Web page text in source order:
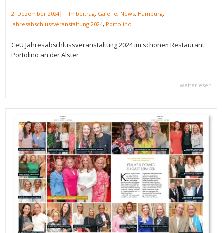
2. Dezember 2024| Filmbeitrag, Galerie, News, Hamburg,
Jahresabschlussveranstaltung 2024, Portolino
CeU Jahresabschlussveranstaltung 2024 im schönen Restaurant
Portolino an der Alster
weiterlesen